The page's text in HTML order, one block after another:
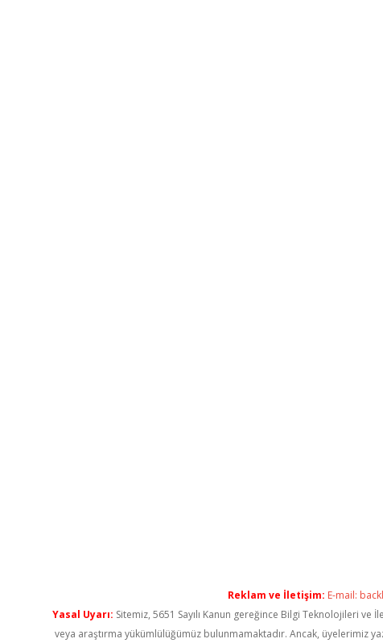
Reklam ve İletişim: E-mail:
Yasal Uyarı: Sitemiz, 5651 Sayılı Kanun gereğince Bilgi Teknolojileri
veya araştırma yükümlülüğümüz bulunmamaktadır. Ancak, üyelerimiz